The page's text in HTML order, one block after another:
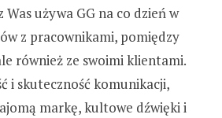
Was używa GG na co dzień w
z pracownikami, pomiędzy
również ze swoimi klientami.
i skuteczność komunikacji,
markę, kultowe dźwięki i